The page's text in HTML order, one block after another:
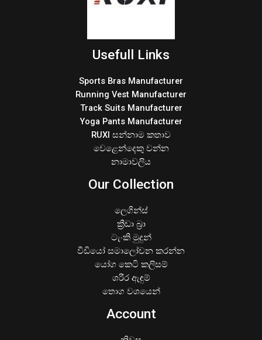
Usefull Links
Sports Bras Manufacturer
Running Vest Manufacturer
Track Suits Manufacturer
Yoga Pants Manufacturer
RUXI සන්නාම කතාව
වෙළෙන්දෙකු වන්න
නාමාවලිය
Our Collection
ලෙගින්ස්
ක්‍රීඩා බ්‍රා
ටැංකි මුදුන්
වීඩියෝ සමාලෝචන කරන්න
යෝග කෙටි කලිසම්
ශරීර ඇඳුම්
තොග වශයෙන්
Account